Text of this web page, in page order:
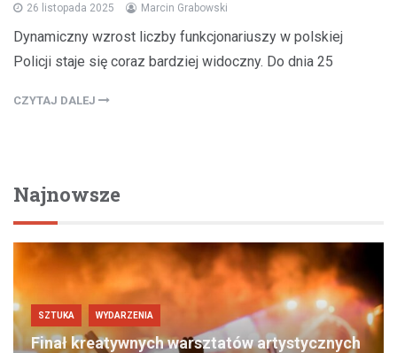
26 listopada 2025 Marcin Grabowski
Dynamiczny wzrost liczby funkcjonariuszy w polskiej
Policji staje się coraz bardziej widoczny. Do dnia 25
CZYTAJ DALEJ
Najnowsze
SZTUKA WYDARZENIA
Finał kreatywnych warsztatów artystycznych